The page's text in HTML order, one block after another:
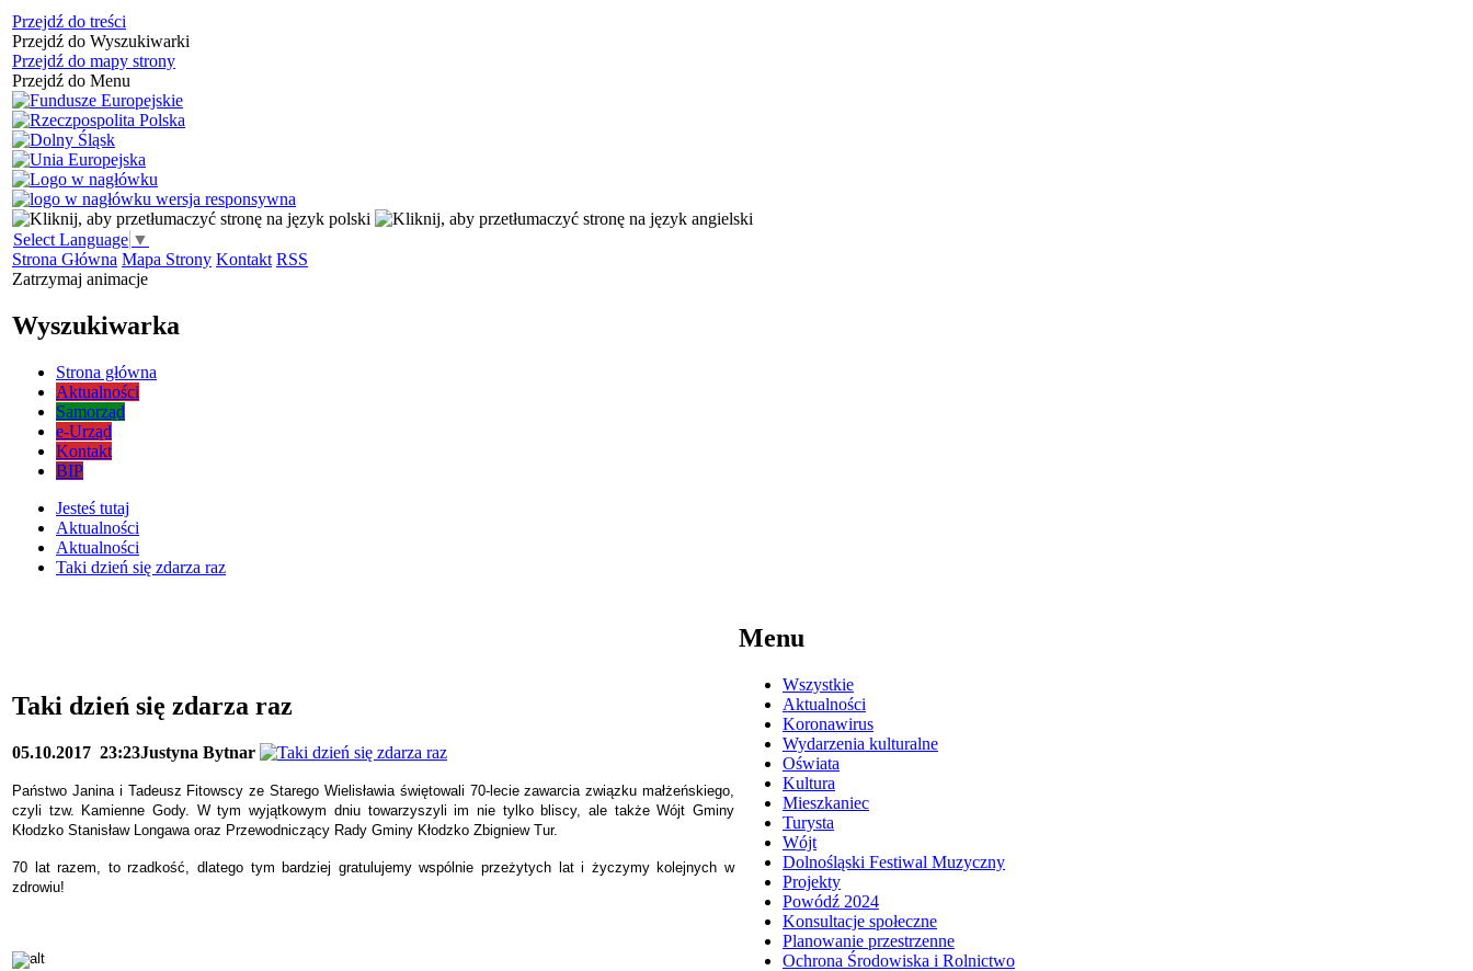
Przejdź do treści
Przejdź do Wyszukiwarki
Przejdź do mapy strony
Przejdź do Menu
Select Language ▼
Strona Główna Mapa Strony Kontakt RSS
Zatrzymaj animacje
Wyszukiwarka
Strona główna
Aktualności
Samorząd
e-Urząd
Kontakt
BIP
Jesteś tutaj
Aktualności
Aktualności
Taki dzień się zdarza raz
Taki dzień się zdarza raz
05.10.2017 23:23Justyna Bytnar
Państwo Janina i Tadeusz Fitowscy ze Starego Wielisławia świętowali 70-lecie zawarcia związku małżeńskiego,
czyli tzw. Kamienne Gody. W tym wyjątkowym dniu towarzyszyli im nie tylko bliscy, ale także Wójt Gminy
Kłodzko Stanisław Longawa oraz Przewodniczący Rady Gminy Kłodzko Zbigniew Tur.
70 lat razem, to rzadkość, dlatego tym bardziej gratulujemy wspólnie przeżytych lat i życzymy kolejnych w
zdrowiu!
Menu
Wszystkie
Aktualności
Koronawirus
Wydarzenia kulturalne
Oświata
Kultura
Mieszkaniec
Turysta
Wójt
Dolnośląski Festiwal Muzyczny
Projekty
Powódź 2024
Konsultacje społeczne
Planowanie przestrzenne
Ochrona Środowiska i Rolnictwo